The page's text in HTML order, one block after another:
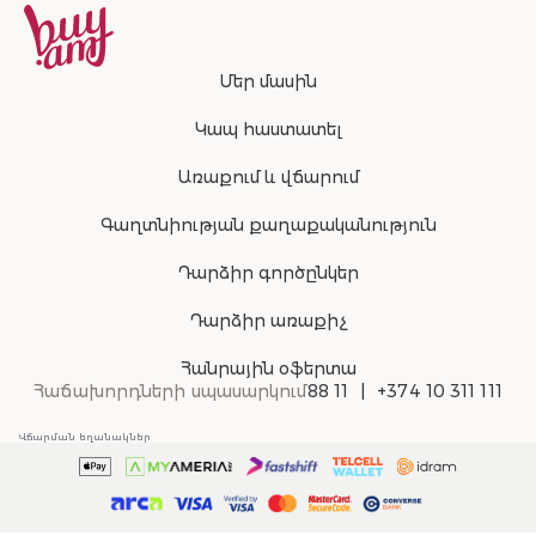
Մեր մասին
Կապ հաստատել
Առաքում և վճարում
Գաղտնիության քաղաքականություն
Դարձիր գործընկեր
Դարձիր առաքիչ
Հանրային օֆերտա
Հաճախորդների սպասարկում88 11 +374 10 311 111
Վճարման եղանակներ